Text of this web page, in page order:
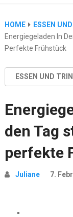
HOME
ESSEN
Energiegeladen In
Perfekte Frühstück
ESSEN UND
den Tag
perfekte
Juliane 7.